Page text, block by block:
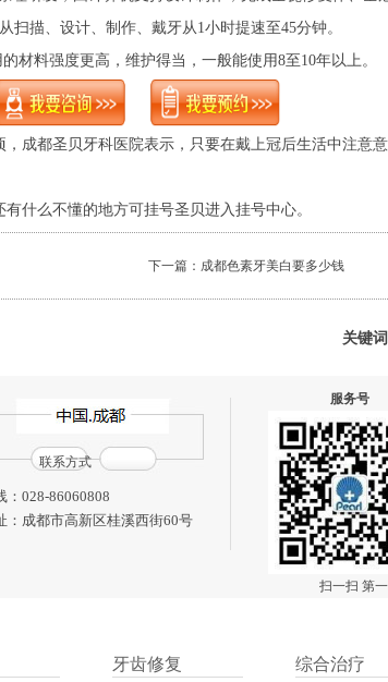
描、设计、制作、戴牙从1小时提速至45分钟。
材料强度更高，维护得当，一般能使用8至10年以上。
都圣贝牙科医院表示，只要在戴上冠后生活中注意
么不懂的地方可挂号圣贝进入挂号中心。
下一篇： 成都色素牙美白要多少钱
关键词
联系方式
：028-86060808
：成都市高新区桂溪西街60号
服务号
扫一扫 第
牙齿修复 综合治疗